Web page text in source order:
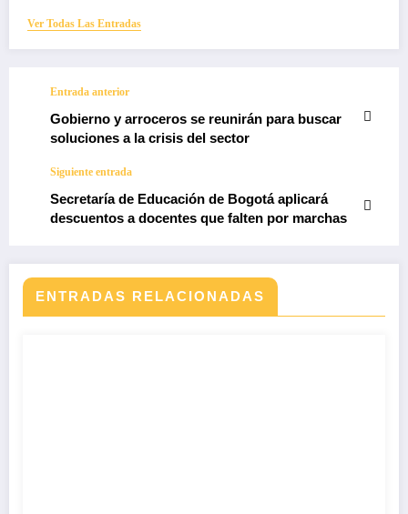
Ver Todas Las Entradas
Entrada anterior
Gobierno y arroceros se reunirán para buscar
soluciones a la crisis del sector
Siguiente entrada
Secretaría de Educación de Bogotá aplicará
descuentos a docentes que falten por marchas
ENTRADAS RELACIONADAS